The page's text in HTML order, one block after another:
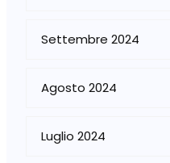
Settembre 2024
Agosto 2024
Luglio 2024